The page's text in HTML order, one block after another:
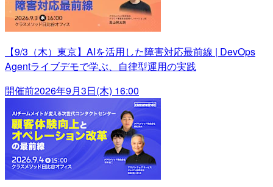
【9/3（木）東京】AIを活用した障害対応最前線 | DevOps
Agentライブデモで学ぶ、自律型運用の実践
開催前2026年9月3日(木) 16:00